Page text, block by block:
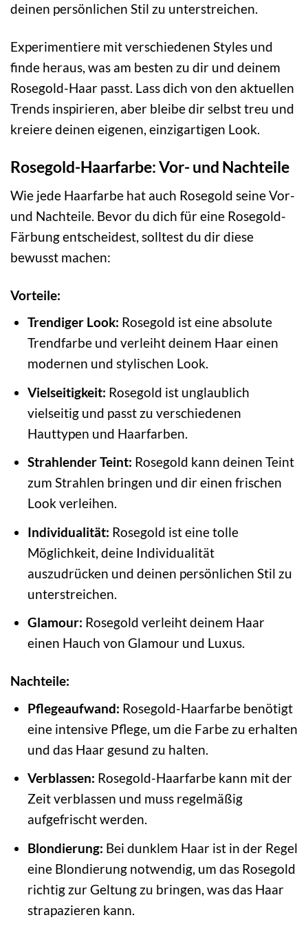
deinen persönlichen Stil zu unterstreichen.
Experimentiere mit verschiedenen Styles und
finde heraus, was am besten zu dir und deinem
Rosegold-Haar passt. Lass dich von den aktuellen
Trends inspirieren, aber bleibe dir selbst treu und
kreiere deinen eigenen, einzigartigen Look.
Rosegold-Haarfarbe: Vor- und Nachteile
Wie jede Haarfarbe hat auch Rosegold seine Vor-
und Nachteile. Bevor du dich für eine Rosegold-
Färbung entscheidest, solltest du dir diese
bewusst machen:
Vorteile:
Trendiger Look: Rosegold ist eine absolute
Trendfarbe und verleiht deinem Haar einen
modernen und stylischen Look.
Vielseitigkeit: Rosegold ist unglaublich
vielseitig und passt zu verschiedenen
Hauttypen und Haarfarben.
Strahlender Teint: Rosegold kann deinen Teint
zum Strahlen bringen und dir einen frischen
Look verleihen.
Individualität: Rosegold ist eine tolle
Möglichkeit, deine Individualität
auszudrücken und deinen persönlichen Stil zu
unterstreichen.
Glamour: Rosegold verleiht deinem Haar
einen Hauch von Glamour und Luxus.
Nachteile:
Pflegeaufwand: Rosegold-Haarfarbe benötigt
eine intensive Pflege, um die Farbe zu erhalten
und das Haar gesund zu halten.
Verblassen: Rosegold-Haarfarbe kann mit der
Zeit verblassen und muss regelmäßig
aufgefrischt werden.
Blondierung: Bei dunklem Haar ist in der Regel
eine Blondierung notwendig, um das Rosegold
richtig zur Geltung zu bringen, was das Haar
strapazieren kann.